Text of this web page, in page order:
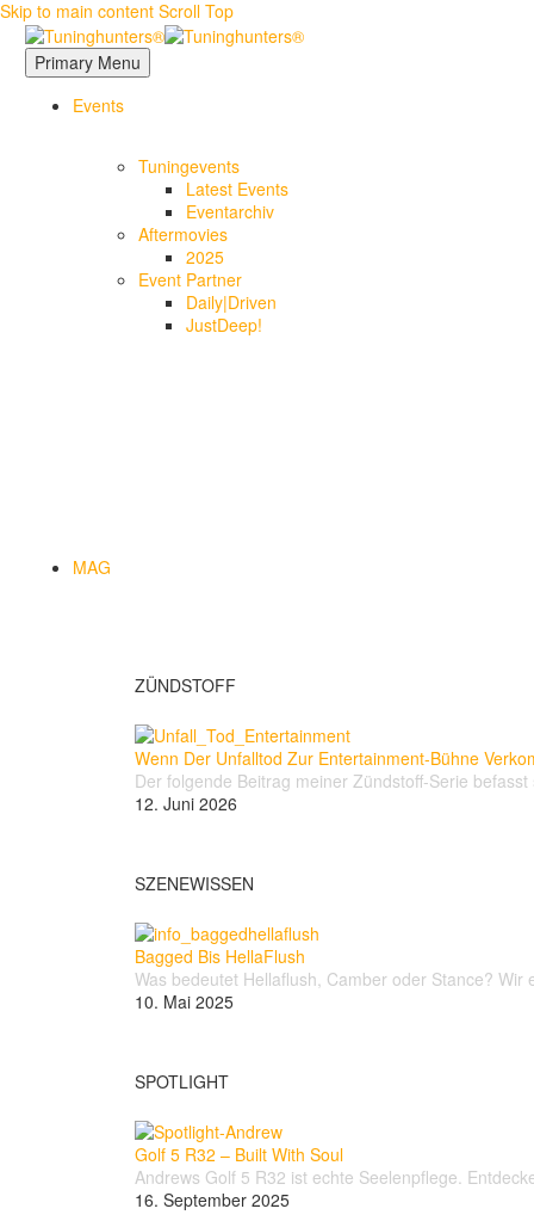
Skip to main content Scroll Top
Primary Menu
Events
Tuningevents
Latest Events
Eventarchiv
Aftermovies
2025
Event Partner
Daily|Driven
JustDeep!
MAG
ZÜNDSTOFF
Wenn Der Unfalltod Zur Entertainment-Bühne
Der folgende Beitrag meiner Zündstoff-Serie
12. Juni 2026
SZENEWISSEN
Bagged Bis HellaFlush
Was bedeutet Hellaflush, Camber oder Stance?
10. Mai 2025
SPOTLIGHT
Golf 5 R32 – Built With Soul
Andrews Golf 5 R32 ist echte Seelenpflege.
16. September 2025